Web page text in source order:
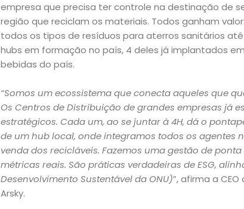
Início
empresa que precisa ter controle na destinação de
região que reciclam os materiais. Todos ganham
todos os tipos de resíduos para aterros sanitários
hubs em formação no país, 4 deles já implantados
bebidas do país.
“Somos um ecossistema que conecta aqueles que
Os Centros de Distribuição de grandes empresas já
estratégicos. Cada um, ao se juntar à 4H, dá o
de um hub local, onde integramos todos os agentes
venda dos recicláveis. Fazemos uma gestão de
métricas reais. São práticas verdadeiras de ESG,
Desenvolvimento Sustentável da ONU)”, afirma a
Arsky.